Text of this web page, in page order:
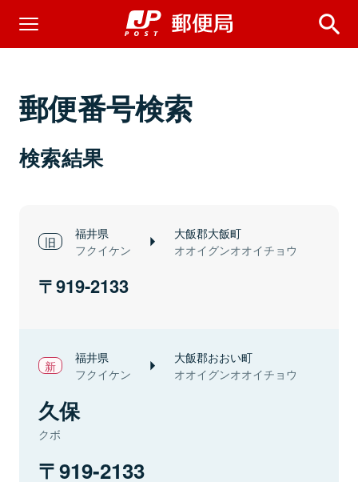
郵便番号検索
検索結果
福井県
フクイケン
大飯郡大飯町
オオイグンオオイチョウ
919-2133
福井県
フクイケン
大飯郡おおい町
オオイグンオオイチョウ
久保
クボ
919-2133